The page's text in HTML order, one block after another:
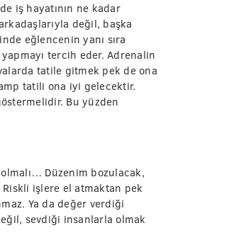
iş hayatının ne kadar
değil, başka
eğlencenin yanı sıra
tercih eder. Adrenalin
tatile gitmek pek de ona
tatili ona iyi gelecektir.
Bu yüzden
Düzenim bozulacak,
Riskli işlere el atmaktan pek
Ya da değer verdiği
sevdiği insanlarla olmak